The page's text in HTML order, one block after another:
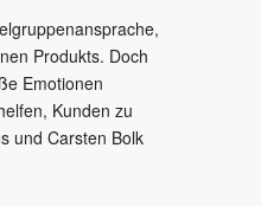
Produkts. Doch
Emotionen
Kunden zu
und Carsten Bolk